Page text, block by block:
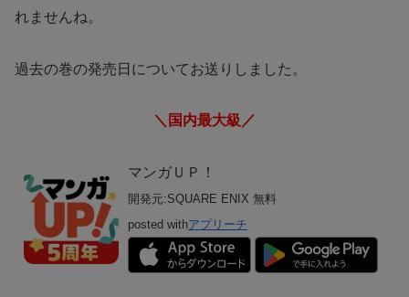
れませんね。
過去の巻の発売日についてお送りしました。
＼国内最大級／
マンガＵＰ！
開発元:SQUARE ENIX 無料
posted withアプリーチ